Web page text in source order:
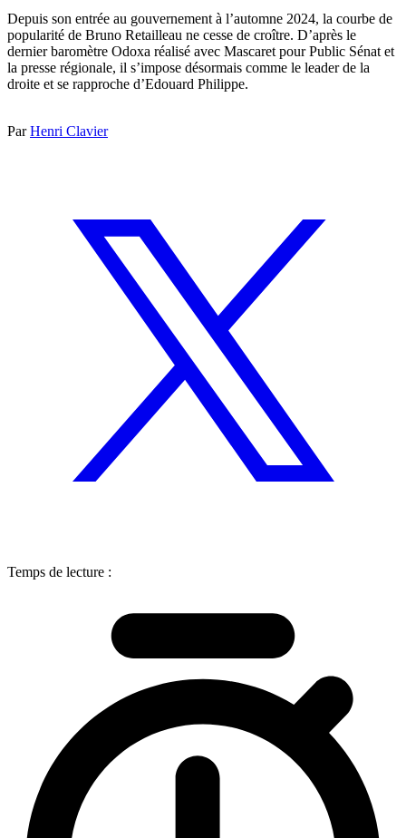
Depuis son entrée au gouvernement à l’automne 2024, la courbe de
popularité de Bruno Retailleau ne cesse de croître. D’après le
dernier baromètre Odoxa réalisé avec Mascaret pour Public Sénat et
la presse régionale, il s’impose désormais comme le leader de la
droite et se rapproche d’Edouard Philippe.
ParHenri Clavier
Temps de lecture :